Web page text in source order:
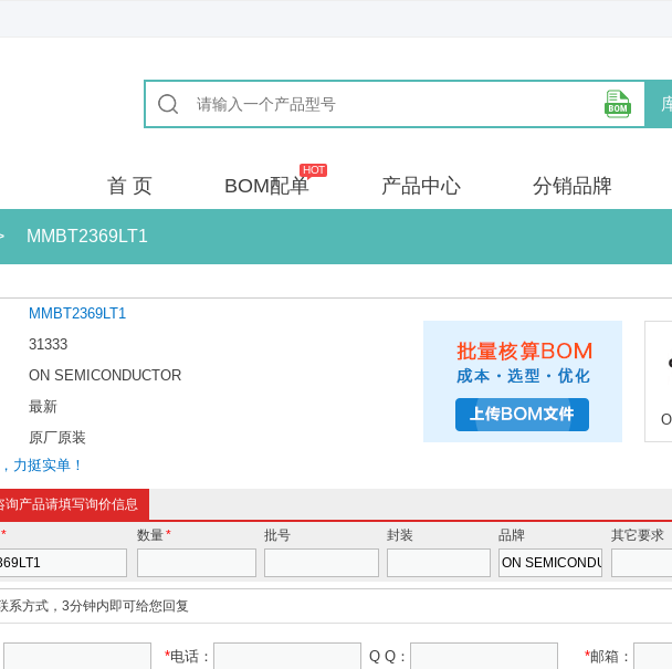
首 页 BOM配单 产品中心 分销品牌
MMBT2369LT1
MMBT2369LT1
31333
ON SEMICONDUCTOR
最新
原厂原装
力挺实单！
询产品请填写询价信息
* 数量* 批号 封装 品牌 其它要求
系方式，3分钟内即可给您回复
*电话： Q Q： *邮箱：